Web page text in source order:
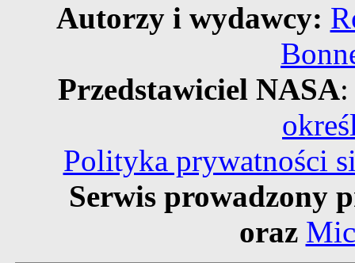
Autorzy i wydawcy:
Przedstawiciel NASA
Polityka prywatności
Serwis prowadzony
oraz